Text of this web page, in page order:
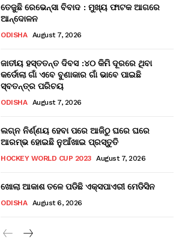
ତେଜୁଛି ରେଭେନ୍ସା ବିବାଦ : ମୁଖ୍ୟ ଫାଟକ ଆଗରେ
ଆନ୍ଦୋଳନ
ODISHA August 7, 2026
ଜାତୀୟ ହସ୍ତତନ୍ତ ଦିବସ :୪୦ କିମି ଦୂରରେ ଥିବା
କର୍ଡୋଲା ଗାଁ ଏବେ ବୁଣାକାର ଗାଁ ଭାବେ ପାଇଛି
ସ୍ବତନ୍ତ୍ର ପରିଚୟ
ODISHA August 7, 2026
ଲଗ୍ନ ନିର୍ଣ୍ଣୟ ହେବା ପରେ ଆଜିଠୁ ଘରେ ଘରେ
ଆରମ୍ଭ ହୋଇଛି ନୁଆଁଖାଇ ପ୍ରସ୍ତୁତି
HOCKEY WORLD CUP 2023 August 7, 2026
ଖୋଲା ଆକାଶ ତଳେ ପଡିଛି ଏକ୍ସପାଏରୀ ମେଡିସିନ
ODISHA August 6, 2026